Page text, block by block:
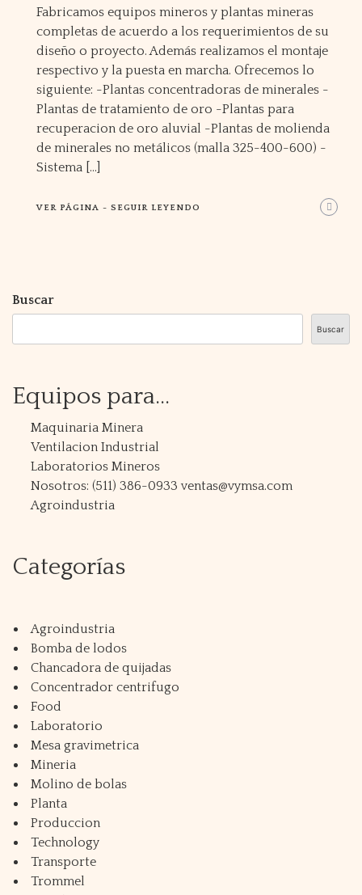
Fabricamos equipos mineros y plantas mineras
completas de acuerdo a los requerimientos de su
diseño o proyecto. Además realizamos el montaje
respectivo y la puesta en marcha. Ofrecemos lo
siguiente: -Plantas concentradoras de minerales -
Plantas de tratamiento de oro -Plantas para
recuperacion de oro aluvial -Plantas de molienda
de minerales no metálicos (malla 325-400-600) -
Sistema […]
VER PÁGINA - SEGUIR LEYENDO
Buscar
Buscar
Equipos para...
Maquinaria Minera
Ventilacion Industrial
Laboratorios Mineros
Nosotros: (511) 386-0933 ventas@vymsa.com
Agroindustria
Categorías
Agroindustria
Bomba de lodos
Chancadora de quijadas
Concentrador centrifugo
Food
Laboratorio
Mesa gravimetrica
Mineria
Molino de bolas
Planta
Produccion
Technology
Transporte
Trommel